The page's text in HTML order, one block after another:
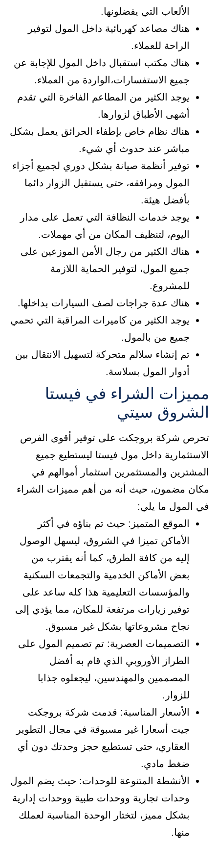
الألعاب التي يفضلونها.
هناك مصاعد كهربائية داخل المول لتوفير
الراحة للعملاء.
هناك مكتب استقبال داخل المول للإجابة عن
جميع الاستفسارات،الواردة من العملاء.
يوجد الكثير من المطاعم الفاخرة التي تقدم
أشهى الأطباق لزوارها.
هناك نظام خاص بإطفاء الحرائق يعمل بشكل
مباشر عند حدوث أي شيء.
توفير أنظمة صيانة بشكل دوري لجميع أجزاء
المول ومرافقه، حتى يستقبل الزوار دائما
بأفضل هيئة.
يوجد خدمات النظافة التي تعمل على مدار
اليوم، لتنظيف المكان من أي مهملات.
هناك الكثير من رجال الأمن الموزعين على
جميع المول، لتوفير الحماية اللازمة
للمشروع.
هناك عدة جراجات لصف السيارات بداخلها.
يوجد الكثير من كاميرات المراقبة التي تحمي
جميع من بالمول.
تم إنشاء سلالم متحركة لتسهيل الانتقال بين
أدوار المول بسلاسة.
مميزات الشراء في فيستا
الشروق سيتي
تحرص شركة بروجكت على توفير أقوى الفرص
الاستثمارية داخل مول فيستا ليستطيع جميع
المشترين والمستثمرين استثمار أموالهم في
مكان مضمون، حيث أنه من أهم مميزات الشراء
في المول ما يلي:
الموقع المتميز: حيث تم بناؤه في أكثر
الأماكن تميزا في الشروق، ليسهل الوصول
إليه من كافة الطرق، كما أنه يقترب من
بعض الأماكن الخدمية والتجمعات السكنية
والمؤسسات التعليمية هذا كله ساعد على
توفير زيارات مرتفعة للمكان، مما يؤدي إلى
نجاح مشروعاتها بشكل غير مسبوق.
التصميمات العصرية: تم تصميم المول على
الطراز الأوروبي الذي قام به أفضل
المصممين والمهندسين، ليجعلوه جذابا
للزوار.
الأسعار المناسبة: قدمت شركة بروجكت
جيت أسعارا غير مسبوقة في مجال التطوير
العقاري، حتى تستطيع حجز وحدتك دون أي
ضغط مادي.
الأنشطة المتنوعة للوحدات: حيث يضم المول
وحدات تجارية ووحدات طبية ووحدات إدارية
بشكل مميز، لتختار الوحدة المناسبة لعملك
منها.